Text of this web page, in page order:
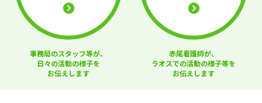
事務局のスタッフ等が、
日々の活動の様子を
お伝えします
赤尾看護師が、
ラオスでの活動の様子等を
お伝えします